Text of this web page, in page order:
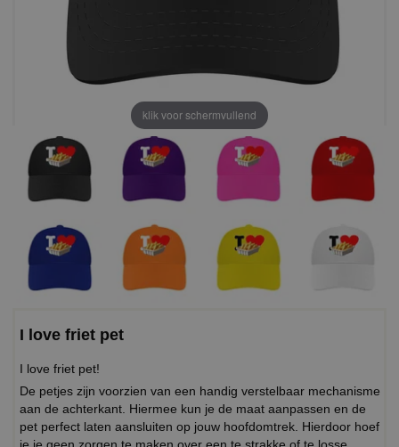
klik voor schermvullend
I love friet pet
I love friet pet!
De petjes zijn voorzien van een handig verstelbaar mechanisme
aan de achterkant. Hiermee kun je de maat aanpassen en de
pet perfect laten aansluiten op jouw hoofdomtrek. Hierdoor hoef